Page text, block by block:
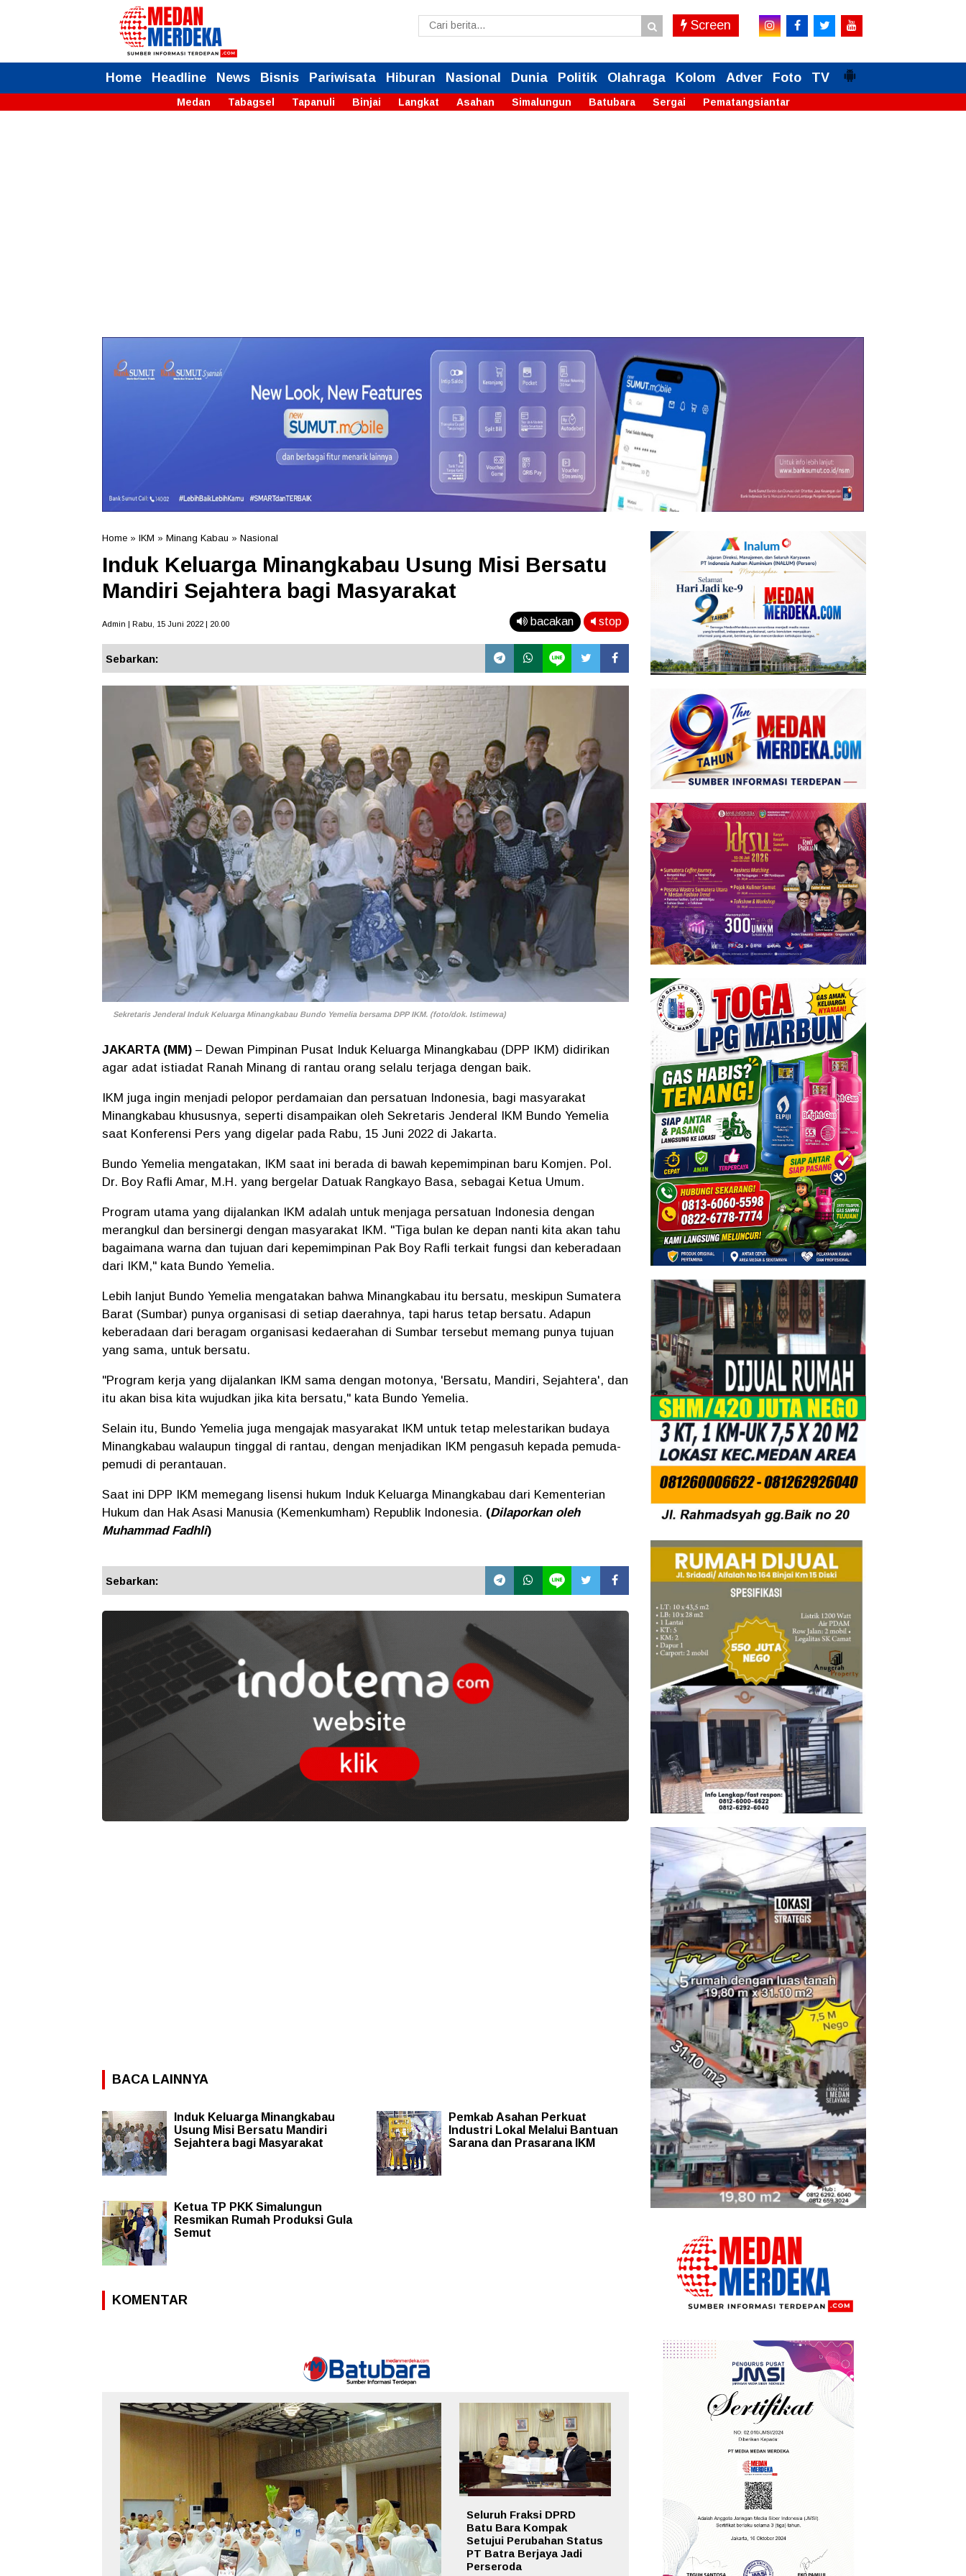
Screen
Home Headline News Bisnis Pariwisata Hiburan Nasional Dunia Politik Olahraga Kolom Adver Foto TV
Medan Tabagsel Tapanuli Binjai Langkat Asahan Simalungun Batubara Sergai Pematangsiantar
Home » IKM » Minang Kabau » Nasional
Induk Keluarga Minangkabau Usung Misi Bersatu
Mandiri Sejahtera bagi Masyarakat
Admin | Rabu, 15 Juni 2022 | 20.00 bacakan stop
Sebarkan:
Sekretaris Jenderal Induk Keluarga Minangkabau Bundo Yemelia bersama DPP IKM. (foto/dok. Istimewa)
JAKARTA (MM) – Dewan Pimpinan Pusat Induk Keluarga Minangkabau (DPP IKM) didirikan
agar adat istiadat Ranah Minang di rantau orang selalu terjaga dengan baik.
IKM juga ingin menjadi pelopor perdamaian dan persatuan Indonesia, bagi masyarakat
Minangkabau khususnya, seperti disampaikan oleh Sekretaris Jenderal IKM Bundo Yemelia
saat Konferensi Pers yang digelar pada Rabu, 15 Juni 2022 di Jakarta.
Bundo Yemelia mengatakan, IKM saat ini berada di bawah kepemimpinan baru Komjen. Pol.
Dr. Boy Rafli Amar, M.H. yang bergelar Datuak Rangkayo Basa, sebagai Ketua Umum.
Program utama yang dijalankan IKM adalah untuk menjaga persatuan Indonesia dengan
merangkul dan bersinergi dengan masyarakat IKM. "Tiga bulan ke depan nanti kita akan tahu
bagaimana warna dan tujuan dari kepemimpinan Pak Boy Rafli terkait fungsi dan keberadaan
dari IKM," kata Bundo Yemelia.
Lebih lanjut Bundo Yemelia mengatakan bahwa Minangkabau itu bersatu, meskipun Sumatera
Barat (Sumbar) punya organisasi di setiap daerahnya, tapi harus tetap bersatu. Adapun
keberadaan dari beragam organisasi kedaerahan di Sumbar tersebut memang punya tujuan
yang sama, untuk bersatu.
"Program kerja yang dijalankan IKM sama dengan motonya, 'Bersatu, Mandiri, Sejahtera', dan
itu akan bisa kita wujudkan jika kita bersatu," kata Bundo Yemelia.
Selain itu, Bundo Yemelia juga mengajak masyarakat IKM untuk tetap melestarikan budaya
Minangkabau walaupun tinggal di rantau, dengan menjadikan IKM pengasuh kepada pemuda-
pemudi di perantauan.
Saat ini DPP IKM memegang lisensi hukum Induk Keluarga Minangkabau dari Kementerian
Hukum dan Hak Asasi Manusia (Kemenkumham) Republik Indonesia. (Dilaporkan oleh
Muhammad Fadhli)
Sebarkan:
BACA LAINNYA
Induk Keluarga Minangkabau
Usung Misi Bersatu Mandiri
Sejahtera bagi Masyarakat
Pemkab Asahan Perkuat
Industri Lokal Melalui Bantuan
Sarana dan Prasarana IKM
Ketua TP PKK Simalungun
Resmikan Rumah Produksi Gula
Semut
KOMENTAR
Seluruh Fraksi DPRD
Batu Bara Kompak
Setujui Perubahan Status
PT Batra Berjaya Jadi
Perseroda